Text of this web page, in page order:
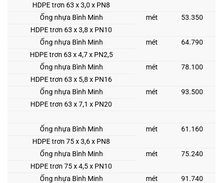
HDPE trơn 63 x 3,0 x PN8
Ống nhựa Bình Minh
mét
53.350
HDPE trơn 63 x 3,8 x PN10
Ống nhựa Bình Minh
mét
64.790
HDPE trơn 63 x 4,7 x PN2,5
Ống nhựa Bình Minh
mét
78.100
HDPE trơn 63 x 5,8 x PN16
Ống nhựa Bình Minh
mét
93.500
HDPE trơn 63 x 7,1 x PN20
Ống nhựa Bình Minh mét
61.160
HDPE trơn 75 x 3,6 x PN8
Ống nhựa Bình Minh
mét
75.240
HDPE trơn 75 x 4,5 x PN10
Ống nhựa Bình Minh
mét
91.740